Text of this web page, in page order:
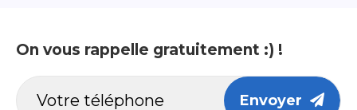
On vous rappelle gratuitement :) !
Envoyer